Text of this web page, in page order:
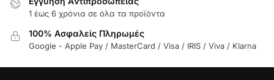
1 έως 6 χρόνια σε όλα τα προϊόντα
100% Ασφαλείς Πληρωμές
Google - Apple Pay / MasterCard / Visa / IRIS / Viva / Klarna